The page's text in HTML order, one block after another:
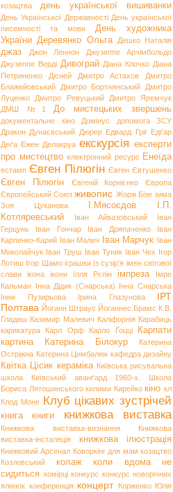
козацтва
день української вишиванки
День Української Державності День української
писемності та мови
День художника
України Деревянко Ольга Дешко Наталія
джаз Джон Леннон
Джузеппе Арчімбольдо
Джузеппе Верді Дивограй Діана Клочко Діана
Петриненко
Дісней Дмитро Астахов
Дмитро
Блажейовський
Дмитро Бортнянський
Дмитро
Луценко
Дмитро Ревуцький
Дмитро Яремчук
ДМШ №1
До мистецьких звершень
документальне кіно Домінус
допомога ЗСУ
Дракон Дунаєвський Дюрер Едвард Гріг Едґар
Деґа Ежен Делакруа екскурсія експерти
про мистецтво електронний ресурс Енеїда
естамп Євген Пілюгін Євген Євтушенко
Євген Пілюгін Євгеній Корнієнко
Європа
Європейський Союз живопис Жорж Бізе зима
Зоя Цуканова
І.Мясоєдов
І.П.
Котляревський
Іван Айвазовський
Іван
Герцунь
Іван Гончар Іван Дряпаченко
Іван
Карпенко-Карий Іван Малич Іван Марчук Іван
Миколайчук Іван Труш Іван Туник Іван Чех Ігор
Лотиш Ігор Шамо іграшки Із сузір’я імен світової
слави
ікона ікони Ілля Рєпін імпреза
Імре
Кальман Інна Дідик (Снарська) Інна Снарська
Інни Пузирьова
Ірина Глазунова
ІРТ
Полтава Йоганн Штраус Йоганнес Брамс К.В.
Гладиш Казимир Малевич Каліфорнія Карабиць
карикатура
Карл Орф Карло Ґоцці
Карпати
картина
Катерина Білокур
Катерина
Остріжна Катерина Цимбалюк кафедра дизайну
Квітка Цісик кераміка Київська рисувальна
школа
Київський аванґард 1960-х. Школа
Бориса Лятошинського килими Кирейко кіно кл
Клод Моне
Клуб цікавих зустрічей
книга книги книжкова виставка
Книжкова виставка-визнання
Книжкова
виставка-інсталяція
книжкова ілюстрація
Книжковий Арсенал Коворкінг для мам козацтво
Козловський
колаж
коли вдома не
сидиться комірці конкурс конкурс новорічних
ялинок конференція концерт
Корженко Юлія